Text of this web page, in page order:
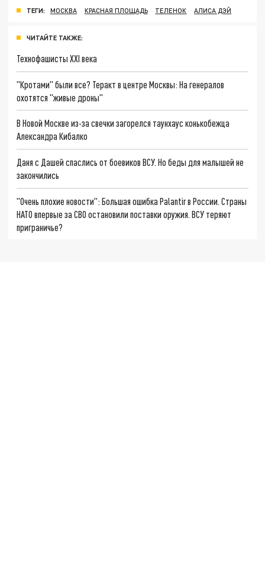
ТЕГИ: МОСКВА КРАСНАЯ ПЛОЩАДЬ ТЕЛЕНОК АЛИСА ДЭЙ
ЧИТАЙТЕ ТАКЖЕ:
Технофашисты XXI века
"Кротами" были все? Теракт в центре Москвы: На генералов
охотятся "живые дроны"
В Новой Москве из-за свечки загорелся таунхаус конькобежца
Александра Кибалко
Даня с Дашей спаслись от боевиков ВСУ. Но беды для малышей не
закончились
"Очень плохие новости": Большая ошибка Palantir в России. Страны
НАТО впервые за СВО остановили поставки оружия. ВСУ теряют
приграничье?